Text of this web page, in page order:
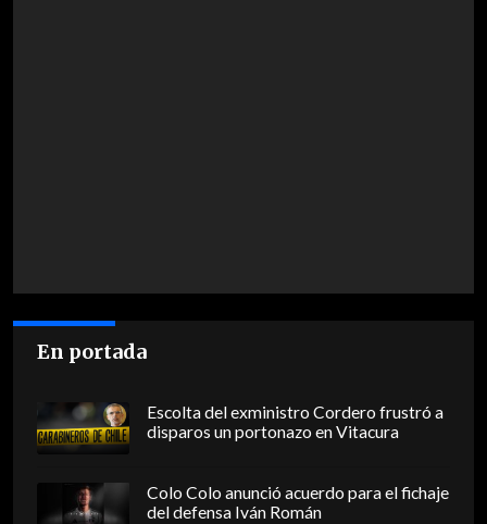
En portada
Escolta del exministro Cordero frustró a
disparos un portonazo en Vitacura
Colo Colo anunció acuerdo para el fichaje
del defensa Iván Román